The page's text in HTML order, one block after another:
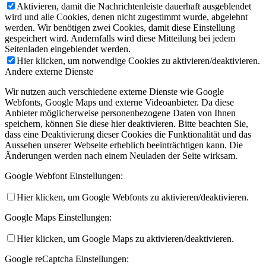
Aktivieren, damit die Nachrichtenleiste dauerhaft ausgeblendet
wird und alle Cookies, denen nicht zugestimmt wurde, abgelehnt
werden. Wir benötigen zwei Cookies, damit diese Einstellung
gespeichert wird. Andernfalls wird diese Mitteilung bei jedem
Seitenladen eingeblendet werden.
Hier klicken, um notwendige Cookies zu aktivieren/deaktivieren.
Andere externe Dienste
Wir nutzen auch verschiedene externe Dienste wie Google
Webfonts, Google Maps und externe Videoanbieter. Da diese
Anbieter möglicherweise personenbezogene Daten von Ihnen
speichern, können Sie diese hier deaktivieren. Bitte beachten Sie,
dass eine Deaktivierung dieser Cookies die Funktionalität und das
Aussehen unserer Webseite erheblich beeinträchtigen kann. Die
Änderungen werden nach einem Neuladen der Seite wirksam.
Google Webfont Einstellungen:
Hier klicken, um Google Webfonts zu aktivieren/deaktivieren.
Google Maps Einstellungen:
Hier klicken, um Google Maps zu aktivieren/deaktivieren.
Google reCaptcha Einstellungen: